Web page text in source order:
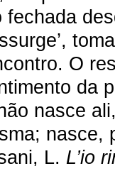
O
da
nasce
nasce,
L. L’io